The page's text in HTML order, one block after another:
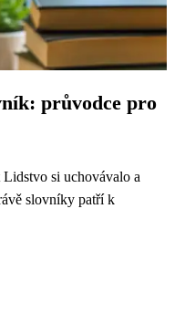
průvodce pro
si uchovávalo a
slovníky patří k